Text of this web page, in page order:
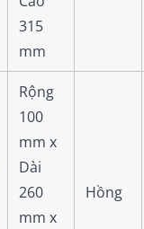
315
mm
Rộng
100
mm x
Dài
260
mm x
Hồng